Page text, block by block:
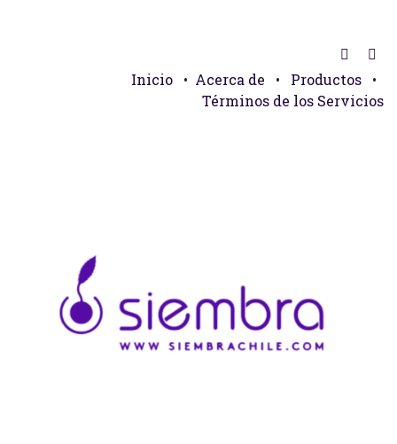
Inicio • Acerca de • Productos
•
Términos de los Servicios